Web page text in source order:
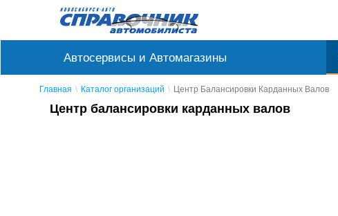
Автосервисы и Автомагазины
Главная Каталог организаций Центр Балансировки Карданных Валов
Центр балансировки карданных валов